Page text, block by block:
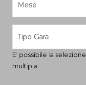
Mese
Tipo Gara
E' possibile la selezione
multipla